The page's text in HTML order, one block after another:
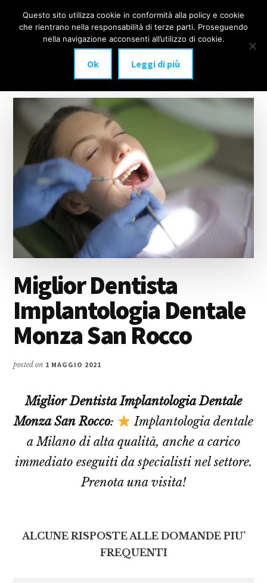
Additional
menu
IMPLANTOLOGIA
DENTALE
anche
carico
immediato!
Menu
Miglior Dentista
Implantologia Dentale
Monza San Rocco
posted on 1 MAGGIO 2021
Miglior Dentista Implantologia Dentale
Monza San Rocco:
Implantologia dentale
a Milano di alta qualità, anche a carico
immediato eseguiti da specialisti nel settore.
Prenota una visita!
ALCUNE RISPOSTE ALLE DOMANDE PIU’
FREQUENTI
Questo sito utilizza cookie in conformità alla policy e cookie
che rientrano nella responsabilità di terze parti. Proseguendo
nella navigazione acconsenti all’utilizzo di cookie.
Ok Leggi di più